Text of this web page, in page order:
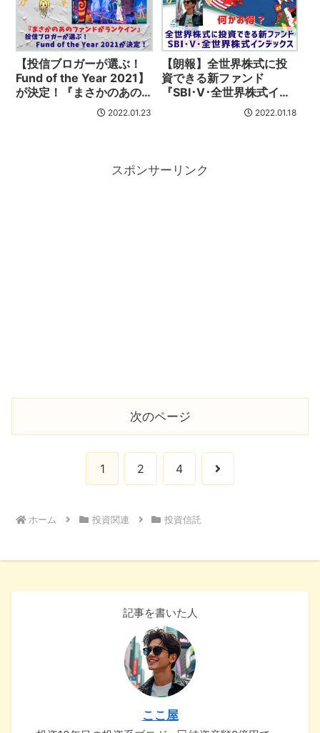
【投信ブロガーが選ぶ！
Fund of the Year 2021】
が決定！『まさかのあの
ファンドがランクイン』
2022.01.23
【朗報】全世界株式に投
資できる新ファンド
『SBI･V･全世界株式イン
デックス・ファンド』何
2022.01.18
スポンサーリンク
次のページ
1 2 4 次
ホーム 投資関連 投資信託
記事を書いた人
ここ屋